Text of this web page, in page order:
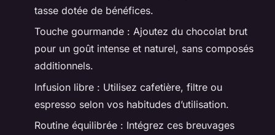
tasse dotée de bénéfices.
Touche gourmande : Ajoutez du chocolat brut
pour un goût intense et naturel, sans composés
additionnels.
Infusion libre : Utilisez cafetière, filtre ou
espresso selon vos habitudes d’utilisation.
Routine équilibrée : Intégrez ces breuvages